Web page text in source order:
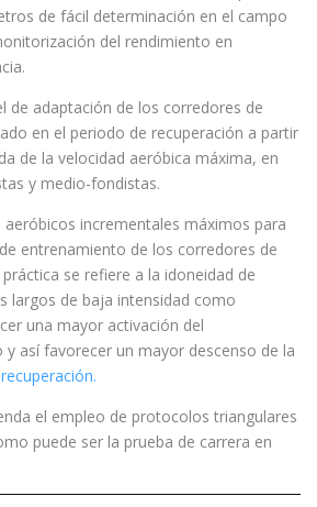
de fácil determinación en el campo
del rendimiento en
de adaptación de los corredores de
en el periodo de recuperación a partir
de la velocidad aeróbica máxima, en
y medio-fondistas.
aeróbicos incrementales máximos para
entrenamiento de los corredores de
se refiere a la idoneidad de
largos de baja intensidad como
una mayor activación del
así favorecer un mayor descenso de la
recuperación.
el empleo de protocolos triangulares
puede ser la prueba de carrera en